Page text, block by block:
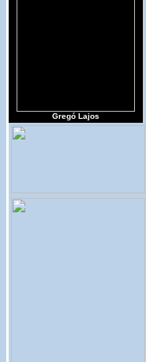
Gregó Lajos